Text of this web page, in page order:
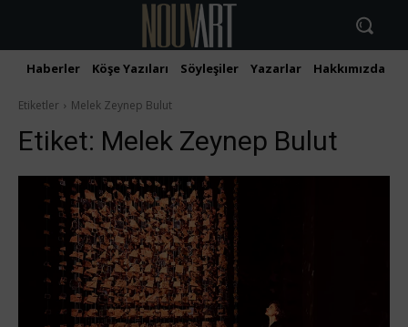
Haberler Köşe Yazıları Söyleşiler Yazarlar Hakkımızda
Etiketler Melek Zeynep Bulut
Etiket: Melek Zeynep Bulut